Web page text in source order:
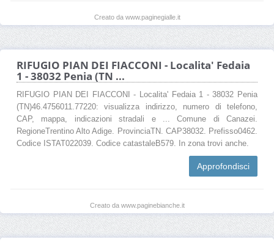
Creato da www.paginegialle.it
RIFUGIO PIAN DEI FIACCONI - Localita' Fedaia
1 - 38032 Penia (TN ...
RIFUGIO PIAN DEI FIACCONI - Localita' Fedaia 1 - 38032 Penia
(TN)46.4756011.77220: visualizza indirizzo, numero di telefono,
CAP, mappa, indicazioni stradali e ... Comune di Canazei.
RegioneTrentino Alto Adige. ProvinciaTN. CAP38032. Prefisso0462.
Codice ISTAT022039. Codice catastaleB579. In zona trovi anche.
Approfondisci
Creato da www.paginebianche.it